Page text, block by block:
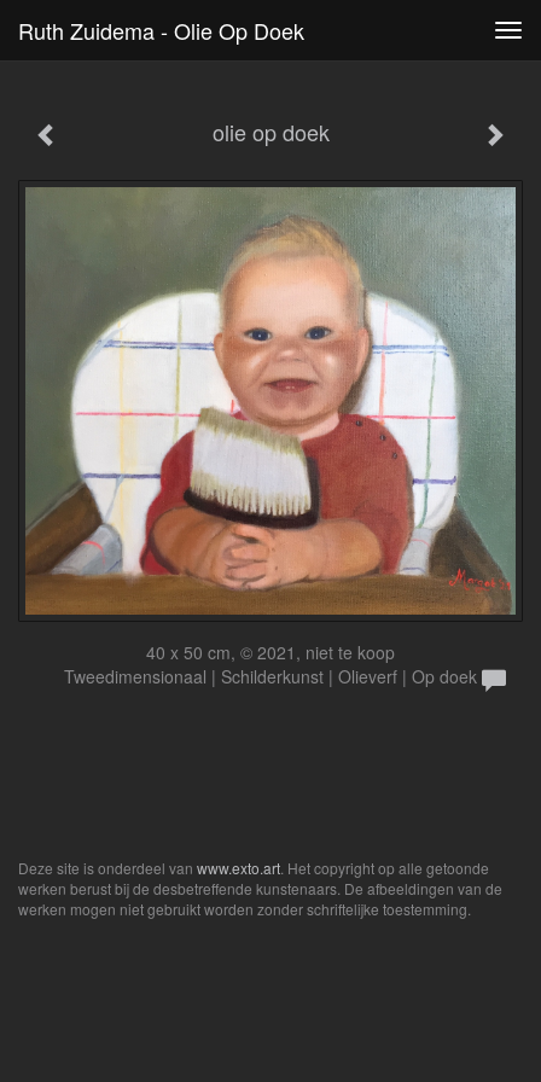
Ruth Zuidema - Olie Op Doek
olie op doek
40 x 50 cm, © 2021, niet te koop
Tweedimensionaal | Schilderkunst | Olieverf | Op doek
Deze site is onderdeel van www.exto.art . Het copyright op alle getoonde
werken berust bij de desbetreffende kunstenaars. De afbeeldingen van de
werken mogen niet gebruikt worden zonder schriftelijke toestemming.